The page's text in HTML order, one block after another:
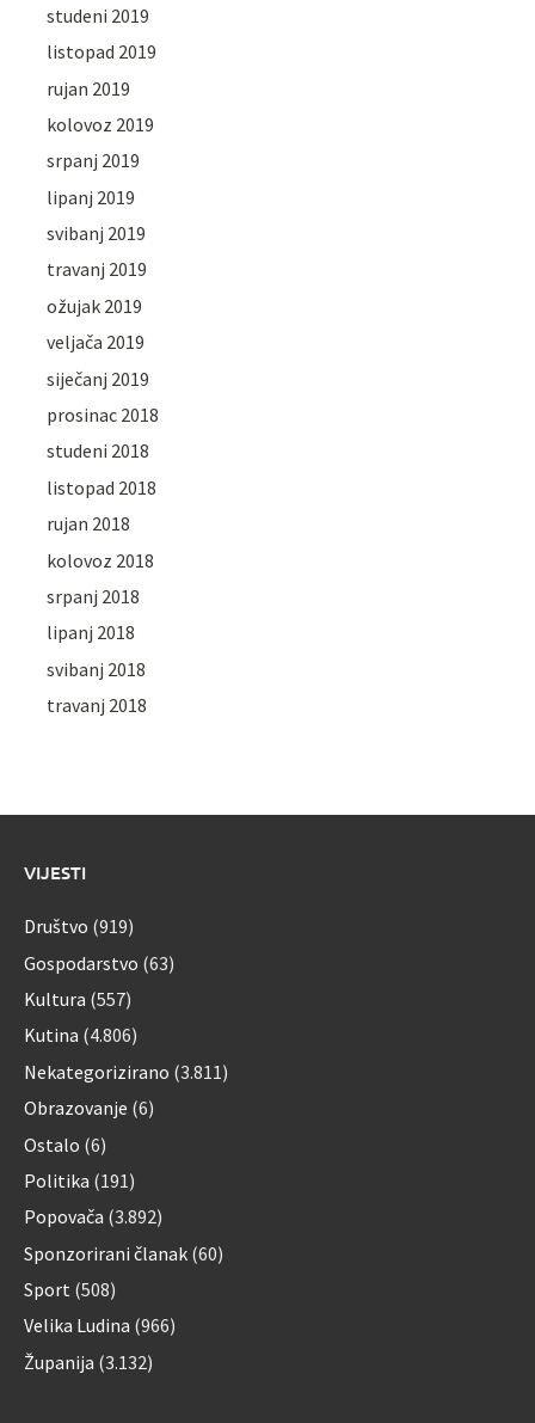
studeni 2019
listopad 2019
rujan 2019
kolovoz 2019
srpanj 2019
lipanj 2019
svibanj 2019
travanj 2019
ožujak 2019
veljača 2019
siječanj 2019
prosinac 2018
studeni 2018
listopad 2018
rujan 2018
kolovoz 2018
srpanj 2018
lipanj 2018
svibanj 2018
travanj 2018
VIJESTI
Društvo (919)
Gospodarstvo (63)
Kultura (557)
Kutina (4.806)
Nekategorizirano (3.811)
Obrazovanje (6)
Ostalo (6)
Politika (191)
Popovača (3.892)
Sponzorirani članak (60)
Sport (508)
Velika Ludina (966)
Županija (3.132)